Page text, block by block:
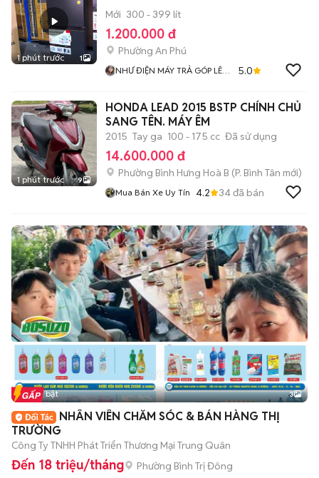
1 phút trước 1
Mới 300 - 399 lít
1.200.000 đ
Phường An Phú
NHƯ ĐIỆN MÁY TRẢ GÓP LÊ
5.0
1 phút trước 9
HONDA LEAD 2015 BSTP CHÍNH CHỦ
SANG TÊN. MÁY ÊM
2015 Tay ga 100 - 175 cc Đã sử dụng
14.600.000 đ
Phường Bình Hưng Hoà B (P. Bình Tân mới)
Mua Bán Xe Uy Tín 4.2 34đã bán
Tin nổi bật 3
NHÂN VIÊN CHĂM SÓC & BÁN HÀNG THỊ
TRƯỜNG
Công Ty TNHH Phát Triển Thương Mại Trung Quân
Đến 18 triệu/tháng Phường Bình Trị Đông